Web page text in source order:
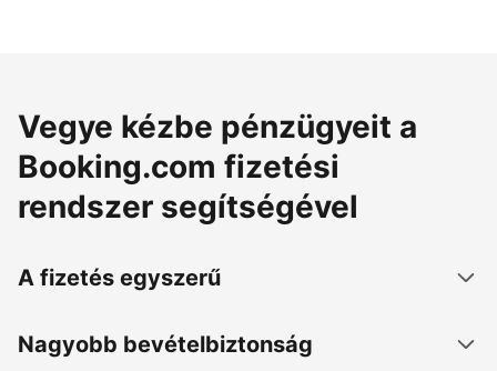
Vegye kézbe pénzügyeit a
Booking.com fizetési
rendszer segítségével
A fizetés egyszerű
Nagyobb bevételbiztonság